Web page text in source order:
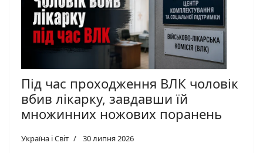
Під час проходження ВЛК чоловік
вбив лікарку, завдавши їй
множинних ножових поранень
Україна і Світ 30 липня 2026